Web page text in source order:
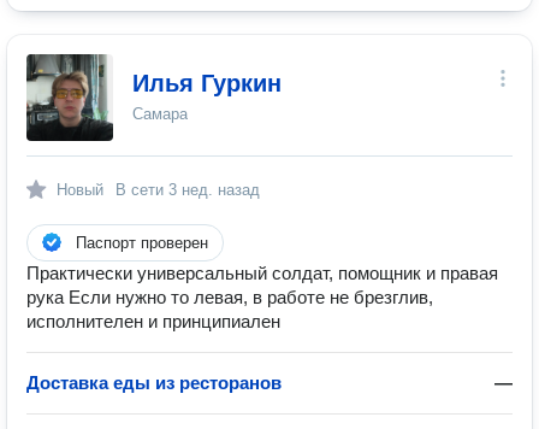
Илья Гуркин
Самара
Новый В сети 3 нед. назад
Паспорт проверен
Практически универсальный солдат, помощник и правая
рука Если нужно то левая, в работе не брезглив,
исполнителен и принципиален
Доставка еды из ресторанов —